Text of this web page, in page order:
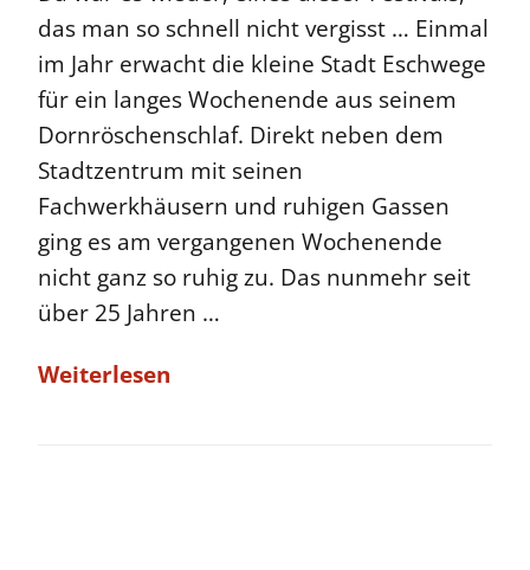
das man so schnell nicht vergisst … Einmal
im Jahr erwacht die kleine Stadt Eschwege
für ein langes Wochenende aus seinem
Dornröschenschlaf. Direkt neben dem
Stadtzentrum mit seinen
Fachwerkhäusern und ruhigen Gassen
ging es am vergangenen Wochenende
nicht ganz so ruhig zu. Das nunmehr seit
über 25 Jahren …
Weiterlesen